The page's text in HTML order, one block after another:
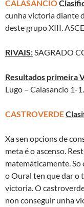
CALASANCIO
cunha victoria diante
deste grupo XIII.
RIVAIS:SAGRADO
Resultados primeira
Lugo – Calasancio 1-
CASTROVERDE
Xa sen opcions de
meta é o ascenso.
matemáticamente. So
o Oural ten que dar o
victoria. O
non conseguir unha